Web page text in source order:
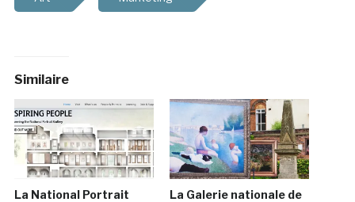
Similaire
La National Portrait
La Galerie nationale de